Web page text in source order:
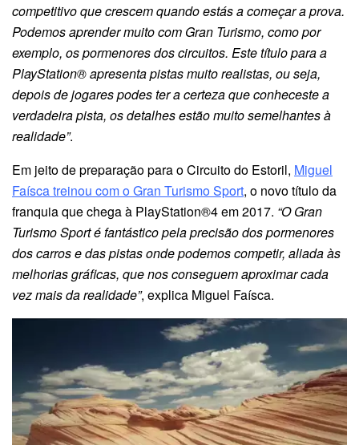
competitivo que crescem quando estás a começar a prova.
Podemos aprender muito com Gran Turismo, como por
exemplo, os pormenores dos circuitos. Este título para a
PlayStation® apresenta pistas muito realistas, ou seja,
depois de jogares podes ter a certeza que conheceste a
verdadeira pista, os detalhes estão muito semelhantes à
realidade”.
Em jeito de preparação para o Circuito do Estoril, Miguel
Faísca treinou com o Gran Turismo Sport, o novo título da
franquia que chega à PlayStation®4 em 2017. “O Gran
Turismo Sport é fantástico pela precisão dos pormenores
dos carros e das pistas onde podemos competir, aliada às
melhorias gráficas, que nos conseguem aproximar cada
vez mais da realidade”, explica Miguel Faísca.